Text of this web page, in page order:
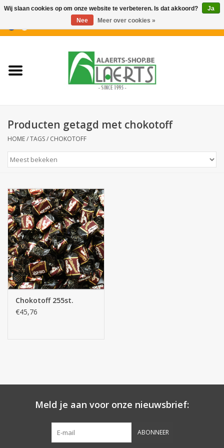
Nieuwigheden
Confiserie
Dranken
Aperitiefkoekjes
Botanicals
Snoeppot-Snoep
Kassarollen
Koffiemachines
Kantoorbenodigdheden
Producten getagd met chokotoff
HOME/TAGS/ CHOKOTOFF
Chokotoff 255st.
€45,76
Meld je aan voor onze nieuwsbrief:
ABONNEER
Wij slaan cookies op om onze website te verbeteren. Is dat akkoord?
Ja
Nee
Meer over cookies »